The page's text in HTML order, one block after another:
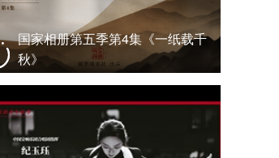
国家相册第五季第4集《一纸载千
秋》